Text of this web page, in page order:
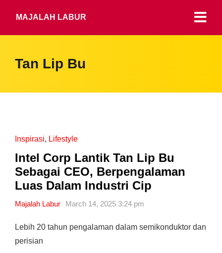
MAJALAH LABUR
Tan Lip Bu
Inspirasi, Lifestyle
Intel Corp Lantik Tan Lip Bu
Sebagai CEO, Berpengalaman
Luas Dalam Industri Cip
Majalah Labur March 14, 2025 3:24 pm
Lebih 20 tahun pengalaman dalam semikonduktor dan
perisian